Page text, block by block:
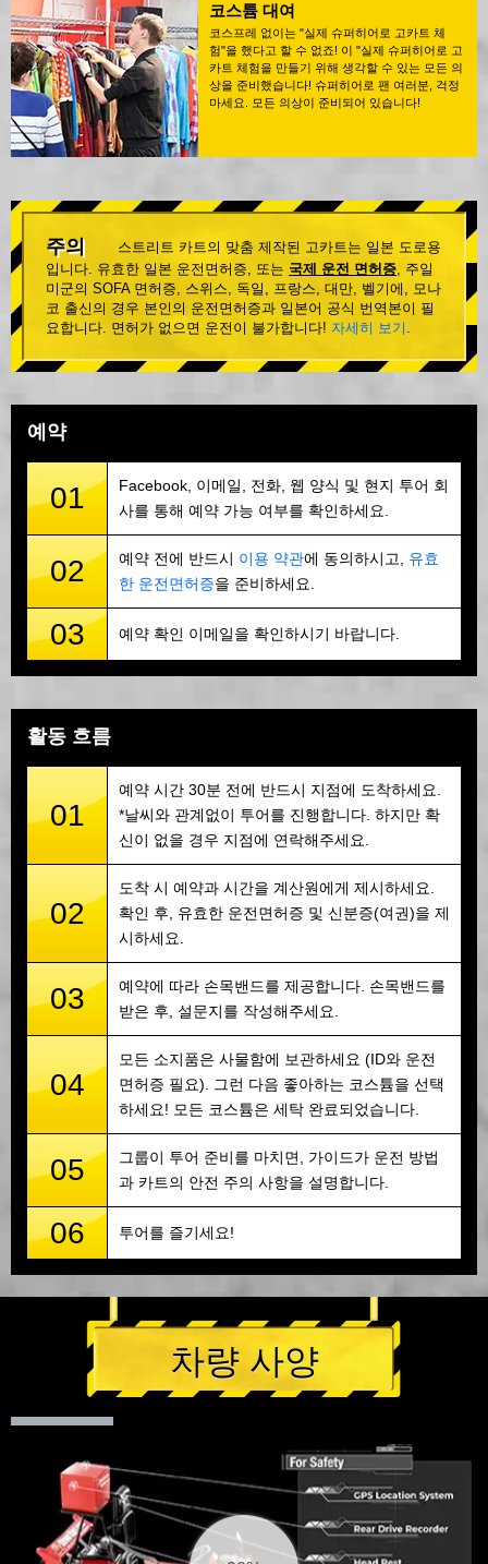
코스튬 대여
코스프레 없이는 "실제 슈퍼히어로 고카트 체
험"을 했다고 할 수 없죠! 이 "실제 슈퍼히어로 고
카트 체험을 만들기 위해 생각할 수 있는 모든 의
상을 준비했습니다! 슈퍼히어로 팬 여러분, 걱정
마세요. 모든 의상이 준비되어 있습니다!
주의
스트리트 카트의 맞춤 제작된 고카트는 일본 도로용
입니다. 유효한 일본 운전면허증, 또는 국제 운전 면허증, 주일
미군의 SOFA 면허증, 스위스, 독일, 프랑스, 대만, 벨기에, 모나
코 출신의 경우 본인의 운전면허증과 일본어 공식 번역본이 필
요합니다. 면허가 없으면 운전이 불가합니다! 자세히 보기 .
예약
01
Facebook, 이메일, 전화, 웹 양식 및 현지 투어 회
사를 통해 예약 가능 여부를 확인하세요.
02 예약 전에 반드시 이용 약관에 동의하시고, 유효
한 운전면허증을 준비하세요.
03 예약 확인 이메일을 확인하시기 바랍니다.
활동 흐름
01
예약 시간 30분 전에 반드시 지점에 도착하세요.
*날씨와 관계없이 투어를 진행합니다. 하지만 확
신이 없을 경우 지점에 연락해주세요.
02
도착 시 예약과 시간을 계산원에게 제시하세요.
확인 후, 유효한 운전면허증 및 신분증(여권)을 제
시하세요.
03
예약에 따라 손목밴드를 제공합니다. 손목밴드를
받은 후, 설문지를 작성해주세요.
04
모든 소지품은 사물함에 보관하세요 (ID와 운전
면허증 필요). 그런 다음 좋아하는 코스튬을 선택
하세요! 모든 코스튬은 세탁 완료되었습니다.
05
그룹이 투어 준비를 마치면, 가이드가 운전 방법
과 카트의 안전 주의 사항을 설명합니다.
06 투어를 즐기세요!
차량 사양